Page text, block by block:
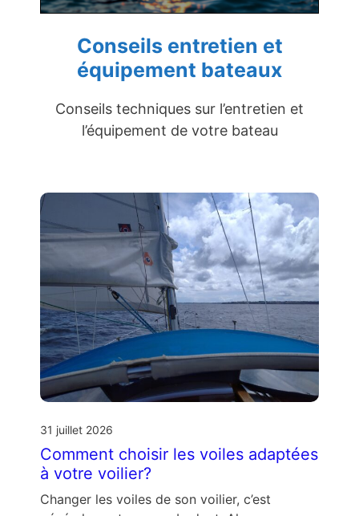
Conseils entretien et
équipement bateaux
Conseils techniques sur l’entretien et
l’équipement de votre bateau
31 juillet 2026
Comment choisir les voiles adaptées
à votre voilier?
Changer les voiles de son voilier, c’est